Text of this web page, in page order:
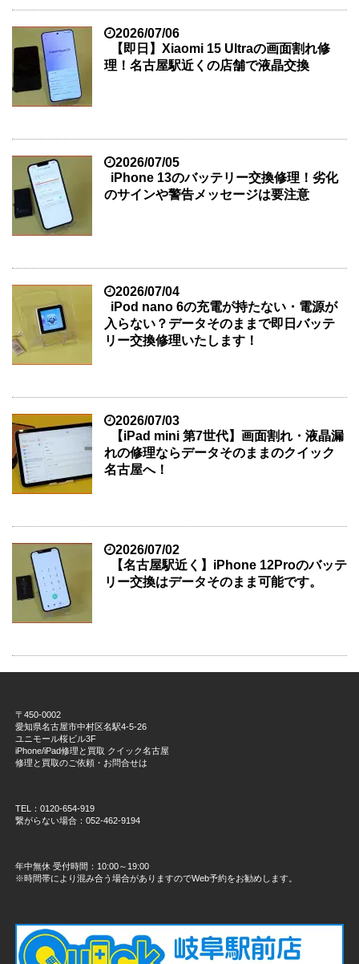
2026/07/06
【即日】Xiaomi 15 Ultraの画面割れ修
理！名古屋駅近くの店舗で液晶交換
2026/07/05
iPhone 13のバッテリー交換修理！劣化
のサインや警告メッセージは要注意
2026/07/04
iPod nano 6の充電が持たない・電源が
入らない？データそのままで即日バッテ
リー交換修理いたします！
2026/07/03
【iPad mini 第7世代】画面割れ・液晶漏
れの修理ならデータそのままのクイック
名古屋へ！
2026/07/02
【名古屋駅近く】iPhone 12Proのバッテ
リー交換はデータそのまま可能です。
〒450-0002
愛知県名古屋市中村区名駅4-5-26
ユニモール桜ビル3F
iPhone/iPad修理と買取 クイック名古屋
修理と買取のご依頼・お問合せは
TEL：0120-654-919
繋がらない場合：052-462-9194
年中無休 受付時間：10:00～19:00
※時間帯により混み合う場合がありますのでWeb予約をお勧めします。